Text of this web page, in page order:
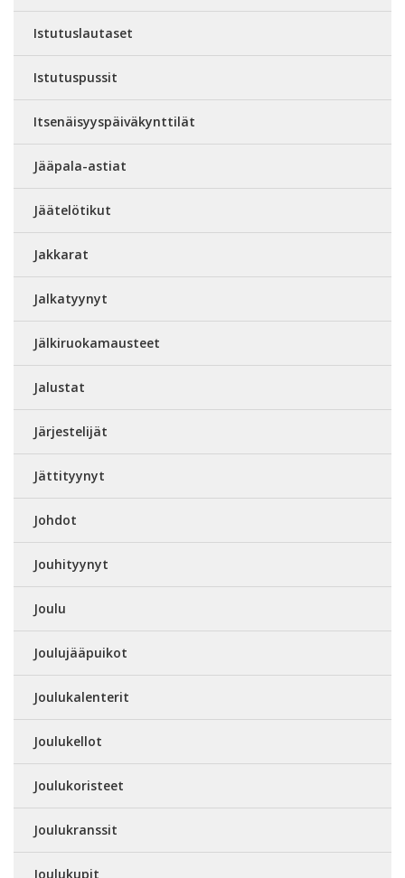
Istutuslautaset
Istutuspussit
Itsenäisyyspäiväkynttilät
Jääpala-astiat
Jäätelötikut
Jakkarat
Jalkatyynyt
Jälkiruokamausteet
Jalustat
Järjestelijät
Jättityynyt
Johdot
Jouhityynyt
Joulu
Joulujääpuikot
Joulukalenterit
Joulukellot
Joulukoristeet
Joulukranssit
Joulukupit